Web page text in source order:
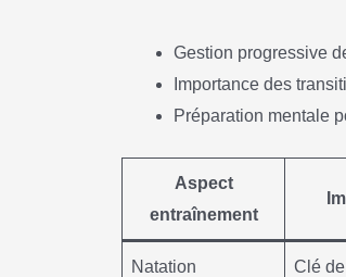
Gestion progressive
Importance des
Préparation mentale
Aspect
entraînement
Natation
Clé